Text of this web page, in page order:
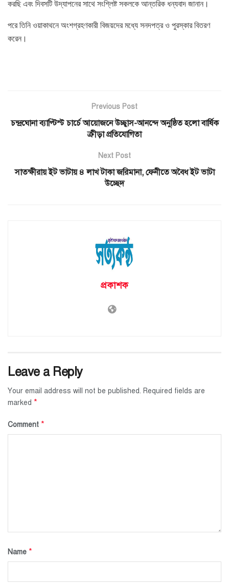
করছি এবং দিবসটি উদ্‌যাপনের সাথে সংশ্লিষ্ট সকলকে আন্তরিক ধন্যবাদ জানান।
পরে তিনি ওয়াকাথনে অংশগ্রহণকারী বিজয়দের মধ্যে সনদপত্র ও পুরস্কার বিতরণ
করেন।
Previous Post
চন্দ্রঘোনা ব্যাপ্টিস্ট চার্চে আয়োজনে উচ্ছ্বাস-আনন্দে অনুষ্ঠিত হলো বার্ষিক
ক্রীড়া প্রতিযোগিতা
Next Post
সাতক্ষীরায় ইট ভাটায় ৪ লাখ টাকা জরিমানা, ফেনীতে অবৈধ ইট ভাটা
উচ্ছেদ
প্রকাশক
Leave a Reply
Your email address will not be published. Required fields are
marked *
Comment *
Name *